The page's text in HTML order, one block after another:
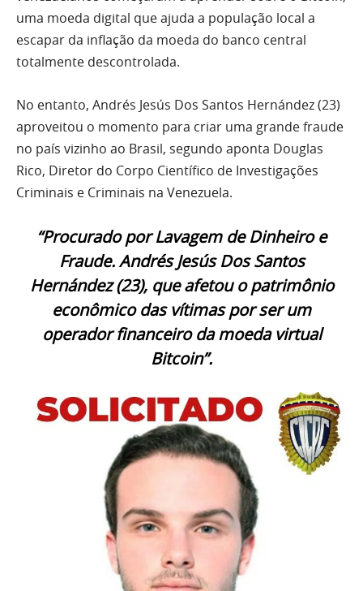
uma moeda digital que ajuda a população local a
escapar da inflação da moeda do banco central
totalmente descontrolada.
No entanto, Andrés Jesús Dos Santos Hernández (23)
aproveitou o momento para criar uma grande fraude
no país vizinho ao Brasil, segundo aponta Douglas
Rico, Diretor do Corpo Científico de Investigações
Criminais e Criminais na Venezuela.
“Procurado por Lavagem de Dinheiro e
Fraude. Andrés Jesús Dos Santos
Hernández (23), que afetou o patrimônio
econômico das vítimas por ser um
operador financeiro da moeda virtual
Bitcoin”.